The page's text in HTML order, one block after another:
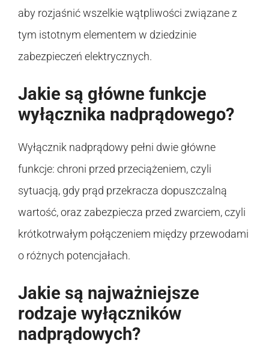
aby rozjaśnić wszelkie wątpliwości związane z
tym istotnym elementem w dziedzinie
zabezpieczeń elektrycznych.
Jakie są główne funkcje
wyłącznika nadprądowego?
Wyłącznik nadprądowy pełni dwie główne
funkcje: chroni przed przeciążeniem, czyli
sytuacją, gdy prąd przekracza dopuszczalną
wartość, oraz zabezpiecza przed zwarciem, czyli
krótkotrwałym połączeniem między przewodami
o różnych potencjałach.
Jakie są najważniejsze
rodzaje wyłączników
nadprądowych?